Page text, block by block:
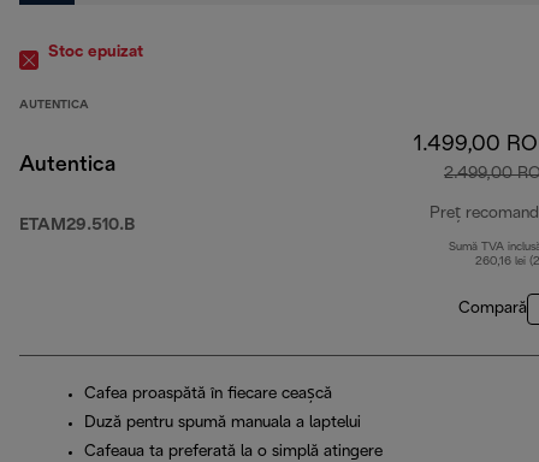
Stoc epuizat
AUTENTICA
Autentica
ETAM29.510.B
1.499,00
2.499,00
Preț
Sumă TVA
260,16 lei
Compară
Cafea proaspătă în fiecare ceașcă
Duză pentru spumă manuala a laptelui
Cafeaua ta preferată la o simplă atingere